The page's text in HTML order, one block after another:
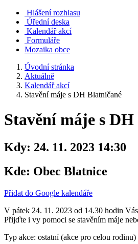
Hlášení rozhlasu
Úřední deska
Kalendář akcí
Formuláře
Mozaika obce
Úvodní stránka
Aktuálně
Kalendář akcí
Stavění máje s DH Blatničané
Stavění máje s
Kdy: 24. 11. 2023 14:30
Kde: Obec Blatnice
Přidat do Google kalendáře
V pátek 24. 11. 2023 od 14.30 hodin
Přijďte i vy pomoci se stavěním máje
Typ akce: ostatní (akce pro celou rodinu)